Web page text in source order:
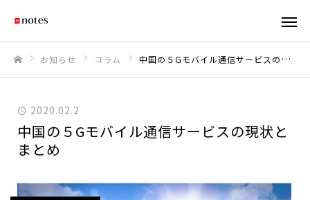
お知らせ コラム 中国の５Gモバイル通信サービスの現状とまとめ
2020.02.2
中国の５Gモバイル通信サービスの現状と
まとめ